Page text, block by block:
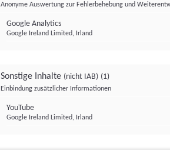
Anonyme Auswertung zur Fehlerbehebung und
Google Analytics
Google Ireland Limited, Irland
Sonstige Inhalte (nicht IAB) (1)
Einbindung zusätzlicher Informationen
YouTube
Google Ireland Limited, Irland